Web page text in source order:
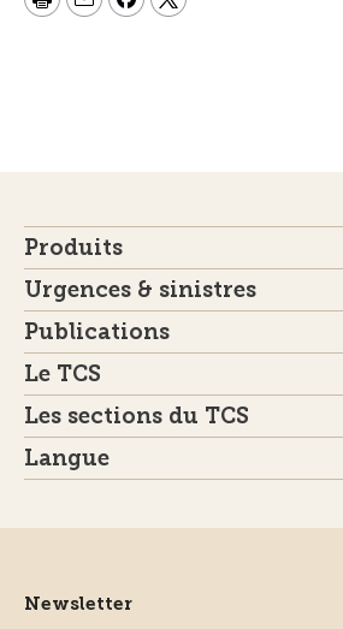
Produits
Urgences & sinistres
Publications
Le TCS
Les sections du TCS
Langue
Newsletter